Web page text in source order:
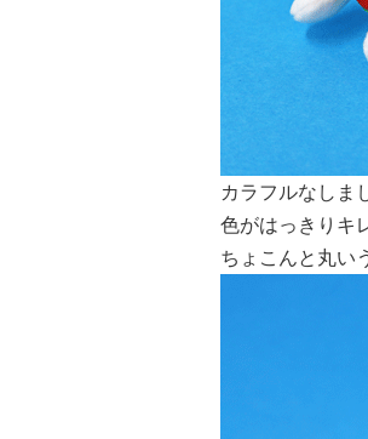
カラフルなしま
色がはっきりキ
ちょこんと丸い